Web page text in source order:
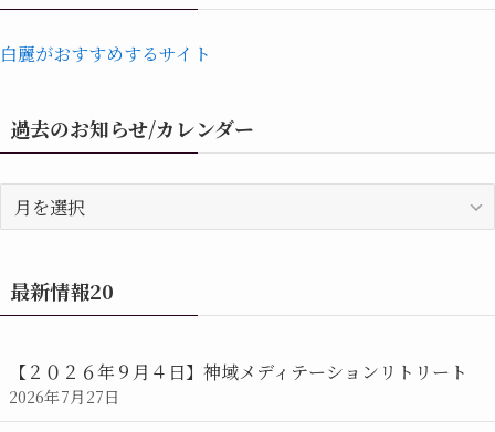
白麗がおすすめするサイト
過去のお知らせ/カレンダー
去
お
知
せ/
カ
レ
最新情報20
【２０２６年９月４日】神域メディテーションリトリート
2026年7月27日